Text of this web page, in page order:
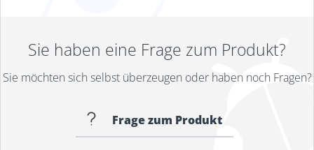
Sie haben eine Frage zum Produkt?
Sie möchten sich selbst überzeugen oder haben noch Fragen?
Frage zum Produkt